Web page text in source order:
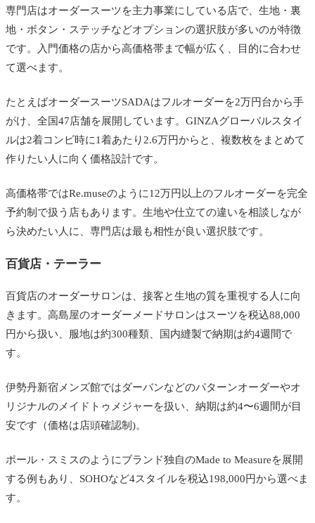
専門店はオーダースーツを主力事業にしている店で、生地・裏
地・ボタン・ステッチなどオプションの選択肢が多いのが特徴
です。入門価格の店から高価格帯まで幅が広く、目的に合わせ
て選べます。
たとえばオーダースーツSADAはフルオーダーを2万円台から手
がけ、全国47店舗を展開しています。GINZAグローバルスタイ
ルは2着コンビ時に1着あたり2.6万円からと、複数枚をまとめて
作りたい人に向く価格設計です。
高価格帯ではRe.museのように12万円以上のフルオーダーを完全
予約制で扱う店もあります。生地や仕立ての違いを相談しなが
ら決めたい人に、専門店は最も相性が良い選択肢です。
百貨店・テーラー
百貨店のオーダーサロンは、接客と生地の質を重視する人に向
きます。高島屋のオーダーメードサロンはスーツを税込88,000
円から扱い、服地は約300種類、国内縫製で納期は約4週間で
す。
伊勢丹新宿メンズ館ではダーバンなどのパターンオーダーやオ
リジナルのメイドトゥメジャーを扱い、納期は約4〜6週間が目
安です（価格は店頭確認制)。
ポール・スミスのようにブランド独自のMade to Measureを展開
する例もあり、SOHOなど4スタイルを税込198,000円から選べま
す。